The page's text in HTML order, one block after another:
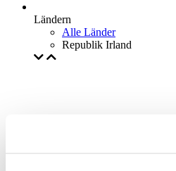
Ländern
Alle Länder
Republik Irland